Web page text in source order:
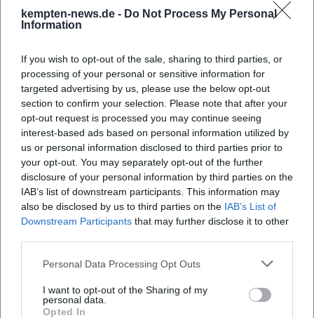
kempten-news.de - Do Not Process My Personal
Information
If you wish to opt-out of the sale, sharing to third parties, or
processing of your personal or sensitive information for
targeted advertising by us, please use the below opt-out
section to confirm your selection. Please note that after your
opt-out request is processed you may continue seeing
interest-based ads based on personal information utilized by
us or personal information disclosed to third parties prior to
your opt-out. You may separately opt-out of the further
disclosure of your personal information by third parties on the
IAB’s list of downstream participants. This information may
also be disclosed by us to third parties on the IAB’s List of
Downstream Participants that may further disclose it to other
Personal Data Processing Opt Outs
I want to opt-out of the Sharing of my
personal data.
Opted In
Häufig gestellte Fragen
Wann findet das Konzert statt?
Wo ist die Veranstaltung?
Was erwartet die Besucher?
Wie hoch ist der Eintrittspreis?
Ist die Veranstaltung barrierefrei?
Findet das Konzert bei jedem Wetter statt?